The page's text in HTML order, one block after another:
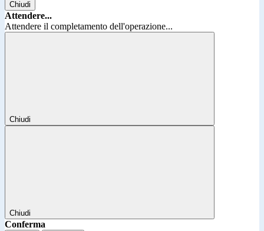
Chiudi
Attendere...
Attendere il completamento dell'operazione...
Chiudi
Chiudi
Conferma